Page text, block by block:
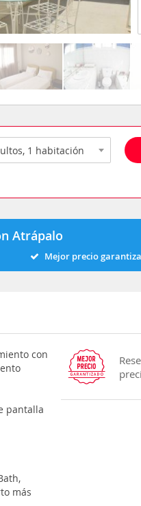
Atrápalo
Mejor precio
con
pantalla
más